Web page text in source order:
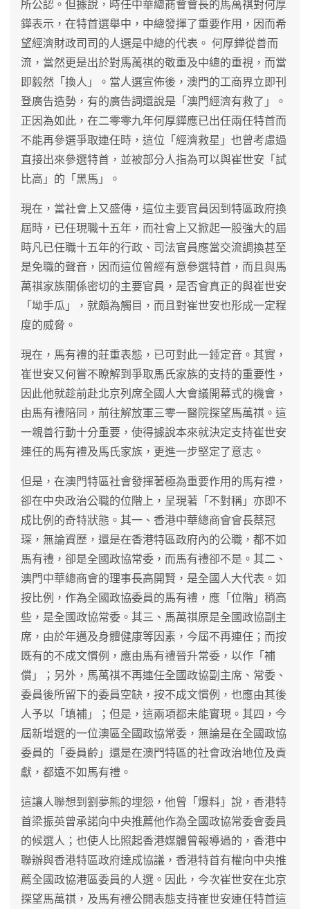
所公認。但據說，時任中華總商會會長的馬萬祺對何厚
鏵表示，在特首選舉中，中總發揮了重要作用，因而希
望經濟財政司司的人選是中總的代表。 何厚鏵從善而
流，當然更是出於對馬萬祺的敬重及中總的重視，而當
即毅然「換人」。當人選宣佈後，澳門的工商界立即刊
登廣告造勢，有的廣告詞還說是「澳門經濟有救了」。
正因為如此，在二零零九年何厚鏵應已出任兩任特首而
不能再參選爭取連任時，這位「經濟救星」也曾考慮過
直接出來參選特首，並被部分人指為可以與崔世安「試
比高」的「黑馬」。
現在，當社會上又盛傳，這位主要官員因到特區政府換
屆時，已任現職十五年，而社會上又掀起一股強大的屆
時凡已任職十五年的行政、司法官員應當交流調換甚至
是免職的聲音，因而這位曾經有意參選特首，而且與馬
萬祺家族關係密切的主要官員，是否會真正的與崔世安
「坳手瓜」，就頗為觸目，而且對崔世安也形成一定程
度的威脅。
現在，馬有禮的莊重表態，已可對此一錘定音。其實，
崔世安又何嘗不瞭解到爭取馬氏家族的支持的重要性，
因此他就趁前赴北京列席全國人大會議開幕式的機會，
由馬有禮陪同，前往解放軍三零一醫院探望馬萬祺。這
一親善行動十分重要，使得據說本來就決定支持崔世安
連任的馬有禮及馬氏家族，更進一步堅定了意志。
但是，在澳門特區社會發揮著極為重要作用的馬有禮，
卻在中央政治公職的位階上，呈現著「不對稱」亦即不
成比例的奇特狀態。其一、香港中華總商會會長蔡冠
琛，無論資歷，還是在香港特區政府內的公職，都不如
馬有禮，卻是全國政協常委，而馬有禮卻不是。其二、
澳門中華總商會的理事長高開賢，是全國人大代表。如
按比例，作為全國政協委員的馬有禮，應「位階」稍高
些，是全國政協常委。其三、馬萬祺原是全國政協副主
席，由於年邁及身體健康等因素，今屆不再連任；而按
既有的不成文慣例，應由馬有禮晉升常委，以作「補
償」；另外，馬萬祺不再連任全國政協副主席、常委、
委員後所留下的委員空缺，按不成文慣例，也應由其後
人予以「填補」；但是，這兩項都未能實現。其四，今
屆新增選的一位澳區全國政協常委，無論是在全國政協
委員的「委員齡」還是在澳門特區的社會政治地位及貢
獻，都遠不如馬有禮。
這讓人聯想到劉夢熊的埋怨，他曾「爆料」說，香港特
首梁振英曾承諾向中央推薦他作為全國政協常委會委員
的候選人；也使人比照起香港媒體曾報導過的，香港中
聯辦與香港特區政府達成協議，香港特首有權向中央推
薦全國政協港區委員的人選。因此，今次崔世安在北京
探望馬萬祺，及馬有禮公開表態支持崔世安連任特首這